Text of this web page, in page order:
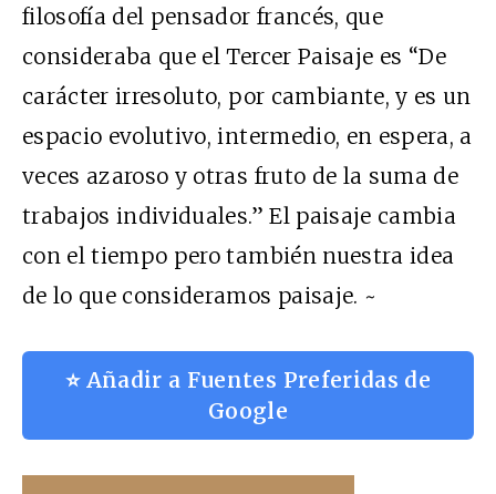
filosofía del pensador francés, que
consideraba que el Tercer Paisaje es “De
carácter irresoluto, por cambiante, y es un
espacio evolutivo, intermedio, en espera, a
veces azaroso y otras fruto de la suma de
trabajos individuales.” El paisaje cambia
con el tiempo pero también nuestra idea
de lo que consideramos paisaje. ~
⭐ Añadir a Fuentes Preferidas de
Google